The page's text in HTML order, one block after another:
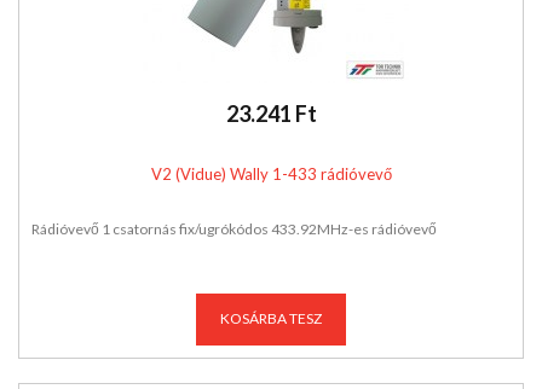
23.241 Ft
V2 (Vidue) Wally 1-433 rádióvevő
Rádióvevő 1 csatornás fix/ugrókódos 433.92MHz-es rádióvevő
KOSÁRBA TESZ